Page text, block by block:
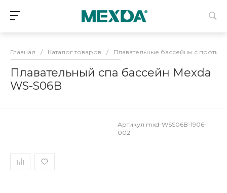
Главная / Каталог товаров / Плавательные бассейны с
Плавательный спа бассейн Mexda
WS-S06B
Артикул mxd-WSS06B-1906-
002